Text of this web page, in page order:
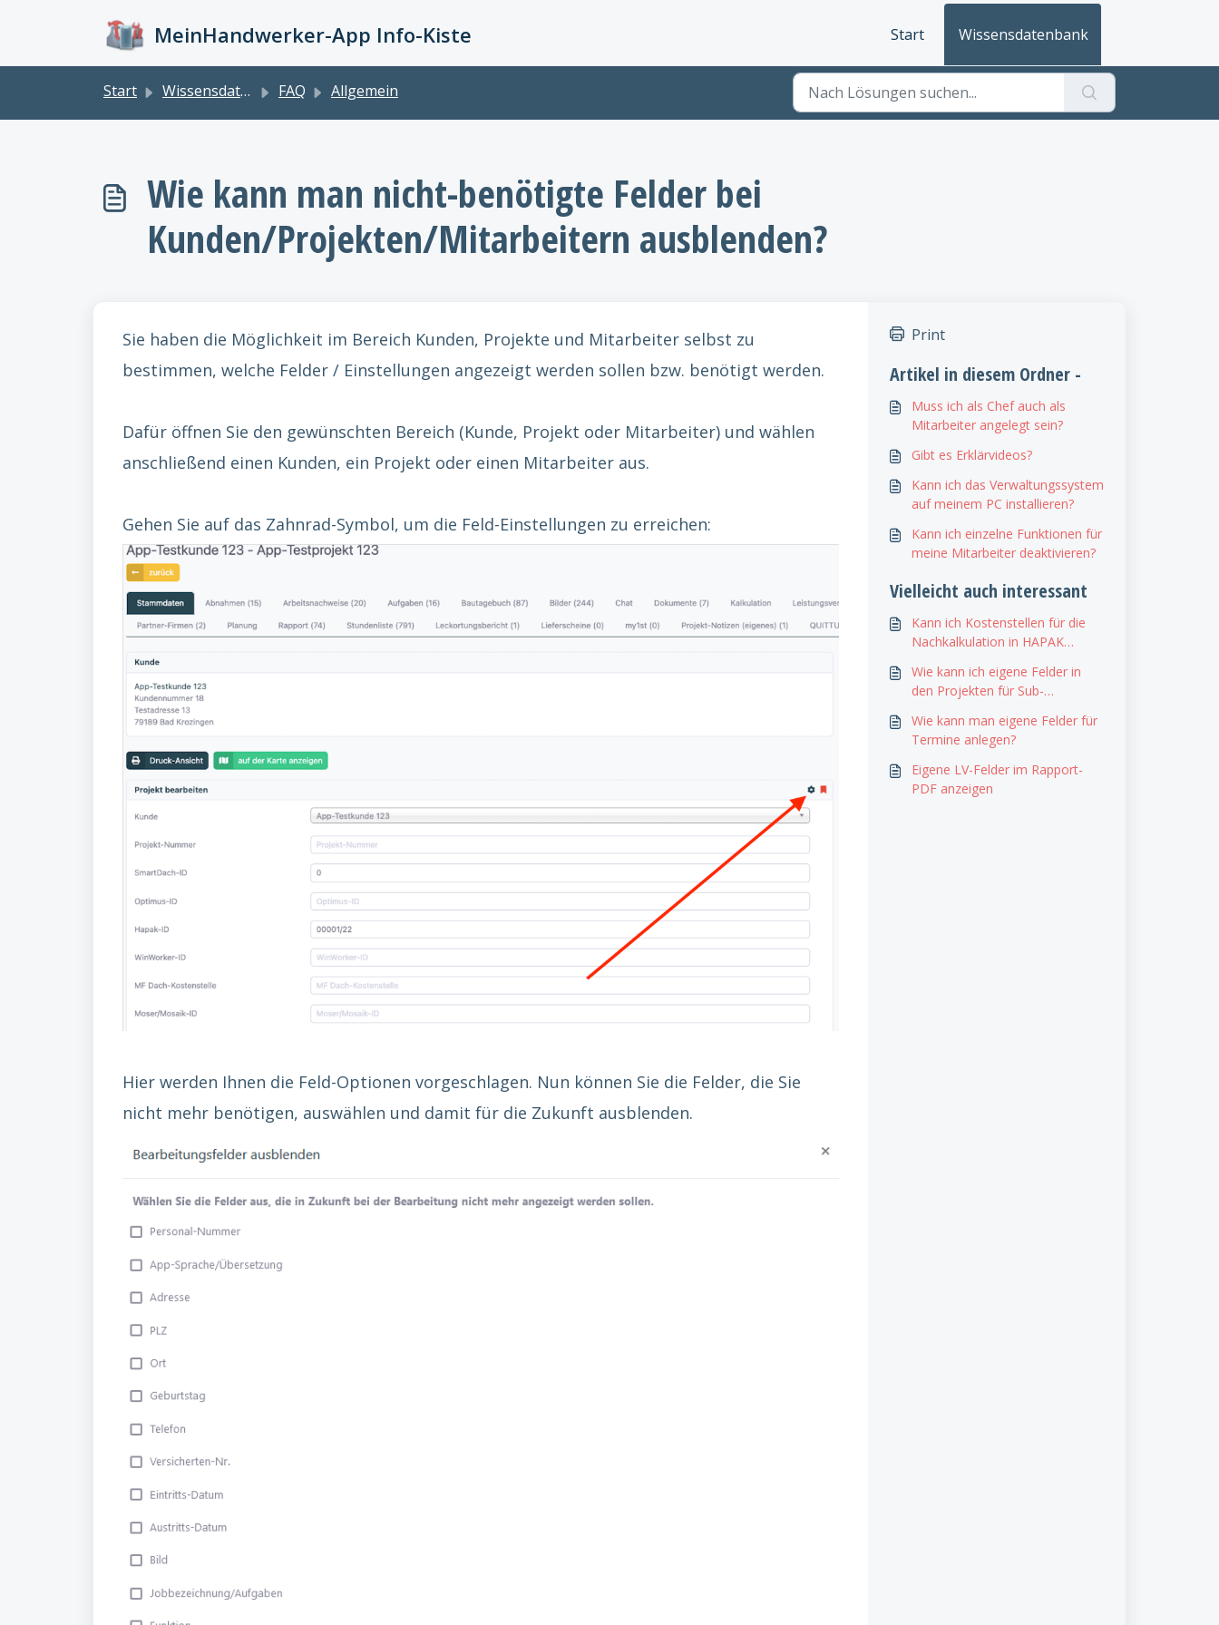
MeinHandwerker-App Info-Kiste Start Wissensdatenbank
Start Wissensdatenbank FAQ Allgemein
Wie kann man nicht-benötigte Felder bei
Kunden/Projekten/Mitarbeitern ausblenden?
Sie haben die Möglichkeit im Bereich Kunden, Projekte und Mitarbeiter selbst zu
bestimmen, welche Felder / Einstellungen angezeigt werden sollen bzw. benötigt werden.
Dafür öffnen Sie den gewünschten Bereich (Kunde, Projekt oder Mitarbeiter) und wählen
anschließend einen Kunden, ein Projekt oder einen Mitarbeiter aus.
Gehen Sie auf das Zahnrad-Symbol, um die Feld-Einstellungen zu erreichen:
Hier werden Ihnen die Feld-Optionen vorgeschlagen. Nun können Sie die Felder, die Sie
nicht mehr benötigen, auswählen und damit für die Zukunft ausblenden.
Print
Artikel in diesem Ordner -
Muss ich als Chef auch als
Mitarbeiter angelegt sein?
Gibt es Erklärvideos?
Kann ich das Verwaltungssystem
auf meinem PC installieren?
Kann ich einzelne Funktionen für
meine Mitarbeiter deaktivieren?
Vielleicht auch interessant
Kann ich Kostenstellen für die
Nachkalkulation in HAPAK
Wie kann ich eigene Felder in
den Projekten für Sub-
Wie kann man eigene Felder für
Termine anlegen?
Eigene LV-Felder im Rapport-
PDF anzeigen